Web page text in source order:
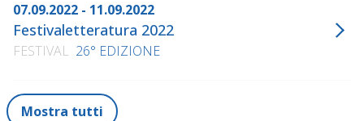
07.09.2022 - 11.09.2022
Festivaletteratura 2022
FESTIVAL 26° EDIZIONE
Mostra tutti